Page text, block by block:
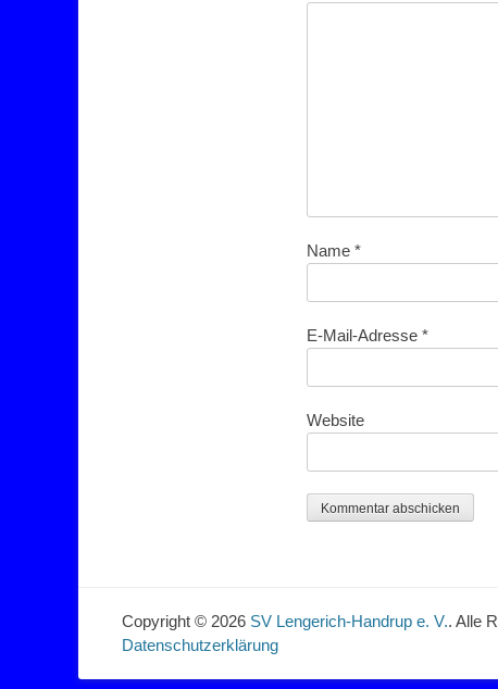
Name *
E-Mail-Adresse *
Website
Copyright © 2026 SV Lengerich-Handrup e. V.. Alle
Datenschutzerklärung